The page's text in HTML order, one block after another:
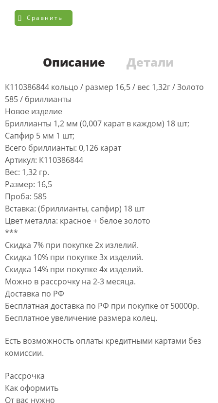
Сравнить
Описание Детали
К110386844 кольцо / размер 16,5 / вес 1,32г / Золото
585 / бриллианты
Новое изделие
Бриллианты 1,2 мм (0,007 карат в каждом) 18 шт;
Сапфир 5 мм 1 шт;
Всего бриллианты: 0,126 карат
Артикул: К110386844
Вес: 1,32 гр.
Размер: 16,5
Проба: 585
Вставка: (бриллианты, сапфир) 18 шт
Цвет металла: красное + белое золото
***
Скидка 7% при покупке 2х излелий.
Скидка 10% при покупке 3х изделий.
Скидка 14% при покупке 4х изделий.
Можно в рассрочку на 2-3 месяца.
Доставка по РФ
Бесплатная доставка по РФ при покупке от 50000р.
Бесплатное увеличение размера колец.
Есть возможность оплаты кредитными картами без
комиссии.
Рассрочка
Как оформить
От вас нужно